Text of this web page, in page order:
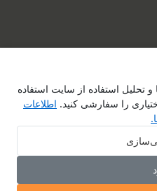
تحلیل استفاده از سایت استفاده
را سفارشی کنید. اطلاعات